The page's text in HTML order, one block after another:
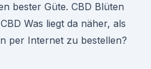
bester Güte. CBD Blüten
Was liegt da näher, als
per Internet zu bestellen?